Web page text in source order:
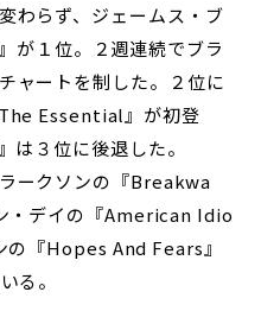
わらず、ジェームス・ブ
が１位。２週連続でブラ
ャートを制した。２位に
Essential』が初登
は３位に後退した。
ークソンの『Breakwa
・デイの『American Idio
『Hopes And Fears』
る。